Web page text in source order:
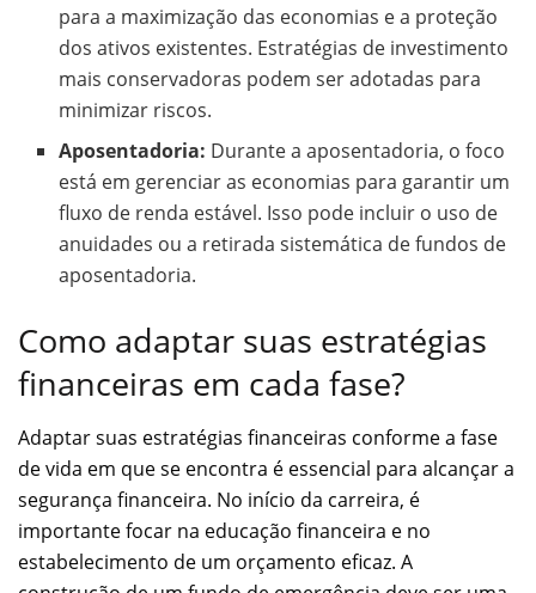
para a maximização das economias e a proteção
dos ativos existentes. Estratégias de investimento
mais conservadoras podem ser adotadas para
minimizar riscos.
Aposentadoria: Durante a aposentadoria, o foco
está em gerenciar as economias para garantir um
fluxo de renda estável. Isso pode incluir o uso de
anuidades ou a retirada sistemática de fundos de
aposentadoria.
Como adaptar suas estratégias
financeiras em cada fase?
Adaptar suas estratégias financeiras conforme a fase
de vida em que se encontra é essencial para alcançar a
segurança financeira. No início da carreira, é
importante focar na educação financeira e no
estabelecimento de um orçamento eficaz. A